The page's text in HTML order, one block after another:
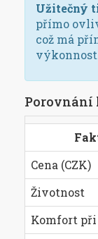
Užitečný
přímo
což má
Cena (CZK)
Životnost
Komfort